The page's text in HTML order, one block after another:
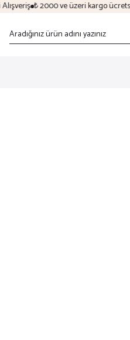
₺ 2000 ve üzeri kargo ücretsiz